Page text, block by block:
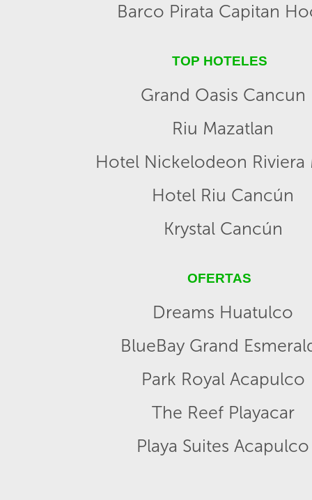
Barco Pirata Capitan
TOP HOTELES
Grand Oasis Cancun
Riu Mazatlan
Hotel Nickelodeon Riviera
Hotel Riu Cancún
Krystal Cancún
OFERTAS
Dreams Huatulco
BlueBay Grand
Park Royal Acapulco
The Reef Playacar
Playa Suites Acapulco